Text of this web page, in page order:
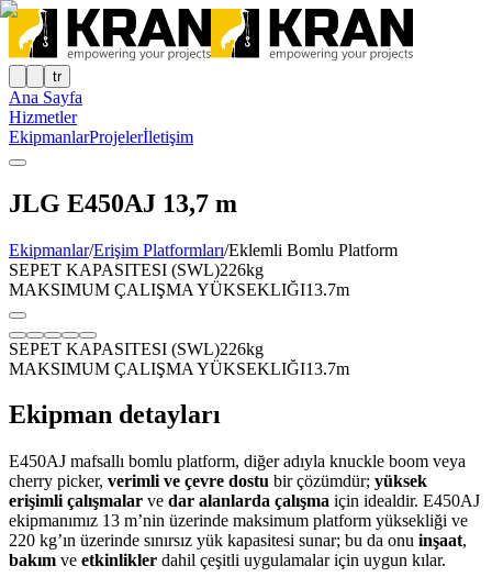
tr
Ana Sayfa
Hizmetler
EkipmanlarProjelerİletişim
JLG E450AJ 13,7 m
Ekipmanlar/Erişim Platformları/Eklemli Bomlu Platform
SEPET KAPASITESI (SWL)226kg
MAKSIMUM ÇALIŞMA YÜKSEKLIĞI13.7m
SEPET KAPASITESI (SWL)226kg
MAKSIMUM ÇALIŞMA YÜKSEKLIĞI13.7m
Ekipman detayları
E450AJ mafsallı bomlu platform, diğer adıyla knuckle boom veya
cherry picker, verimli ve çevre dostu bir çözümdür; yüksek
erişimli çalışmalar ve dar alanlarda çalışma için idealdir. E450AJ
ekipmanımız 13 m’nin üzerinde maksimum platform yüksekliği ve
220 kg’ın üzerinde sınırsız yük kapasitesi sunar; bu da onu inşaat,
bakım ve etkinlikler dahil çeşitli uygulamalar için uygun kılar.